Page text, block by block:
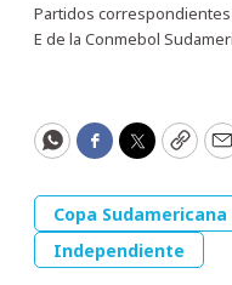
Partidos correspondientes
E de la Conmebol
WhatsApp
Facebook
Twitter
Copy
Copa Sudamericana
Independiente